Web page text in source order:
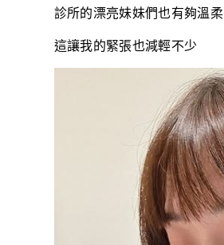
診所的漂亮妹妹們也有夠溫柔
這讓我的緊張也減輕不少